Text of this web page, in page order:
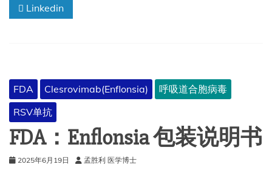
下
高
儿
童
Linkedin
FDA Clesrovimab(Enflonsia)
呼吸道合胞病毒
RSV单抗
FDA：Enflonsia 包装说明书
2025年6月19日 孟胜利 医学博士